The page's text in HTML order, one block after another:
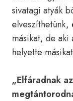
sivatagi atyák
elveszíthetünk,
másikat, de
helyette
„Elfáradnak